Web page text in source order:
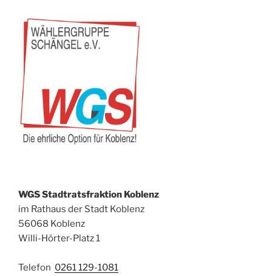
WGS Stadtratsfraktion Koblenz
im Rathaus der Stadt Koblenz
56068 Koblenz
Willi-Hörter-Platz 1
Telefon 0261 129-1081